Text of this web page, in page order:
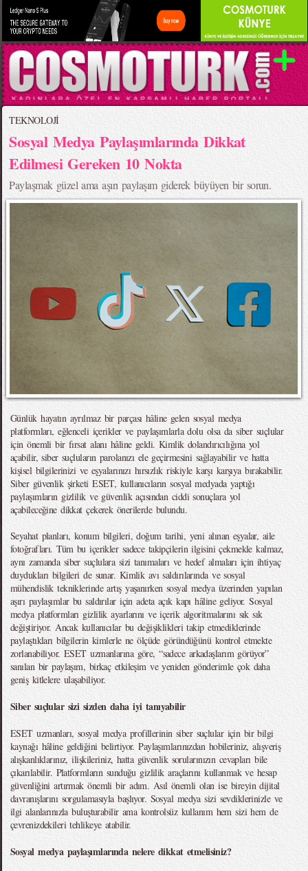
TEKNOLOJİ
Sosyal Medya Paylaşımlarında Dikkat
Edilmesi Gereken 10 Nokta
Paylaşmak güzel ama aşırı paylaşım giderek büyüyen bir sorun.
Günlük hayatın ayrılmaz bir parçası hâline gelen sosyal medya
platformları, eğlenceli içerikler ve paylaşımlarla dolu olsa da siber suçlular
için önemli bir fırsat alanı hâline geldi. Kimlik dolandırıcılığına yol
açabilir, siber suçluların parolanızı ele geçirmesini sağlayabilir ve hatta
kişisel bilgilerinizi ve eşyalarınızı hırsızlık riskiyle karşı karşıya bırakabilir.
Siber güvenlik şirketi ESET, kullanıcıların sosyal medyada yaptığı
paylaşımların gizlilik ve güvenlik açısından ciddi sonuçlara yol
açabileceğine dikkat çekerek önerilerde bulundu.
Seyahat planları, konum bilgileri, doğum tarihi, yeni alınan eşyalar, aile
fotoğrafları. Tüm bu içerikler sadece takipçilerin ilgisini çekmekle kalmaz,
aynı zamanda siber suçlulara sizi tanımaları ve hedef almaları için ihtiyaç
duydukları bilgileri de sunar. Kimlik avı saldırılarında ve sosyal
mühendislik tekniklerinde artış yaşanırken sosyal medya üzerinden yapılan
aşırı paylaşımlar bu saldırılar için adeta açık kapı hâline geliyor. Sosyal
medya platformları gizlilik ayarlarını ve içerik algoritmalarını sık sık
değiştiriyor. Ancak kullanıcılar bu değişiklikleri takip etmediklerinde
paylaştıkları bilgilerin kimlerle ne ölçüde göründüğünü kontrol etmekte
zorlanabiliyor. ESET uzmanlarına göre, “sadece arkadaşlarım görüyor”
sanılan bir paylaşım, birkaç etkileşim ve yeniden gönderimle çok daha
geniş kitlelere ulaşabiliyor.
Siber suçlular sizi sizden daha iyi tanıyabilir
ESET uzmanları, sosyal medya profillerinin siber suçlular için bir bilgi
kaynağı hâline geldiğini belirtiyor. Paylaşımlarınızdan hobileriniz, alışveriş
alışkanlıklarınız, ilişkileriniz, hatta güvenlik sorularınızın cevapları bile
çıkarılabilir. Platformların sunduğu gizlilik araçlarını kullanmak ve hesap
güvenliğini artırmak önemli bir adım. Asıl önemli olan ise bireyin dijital
davranışlarını sorgulamasıyla başlıyor. Sosyal medya sizi sevdiklerinizle ve
ilgi alanlarınızla buluşturabilir ama kontrolsüz kullanım hem sizi hem de
çevrenizdekileri tehlikeye atabilir.
Sosyal medya paylaşımlarında nelere dikkat etmelisiniz?